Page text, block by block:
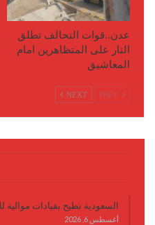
عدن..قوات التحالف تطلق
النار على المتظاهرين امام
المعاشيق
NEXT
السعودية تطيح بقيادات
أغسطس 6, 2026